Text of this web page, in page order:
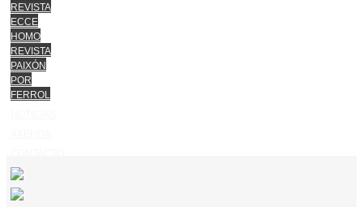
REVISTA
ECCE
HOMO
REVISTA
PAIXÓN
POR
FERROL